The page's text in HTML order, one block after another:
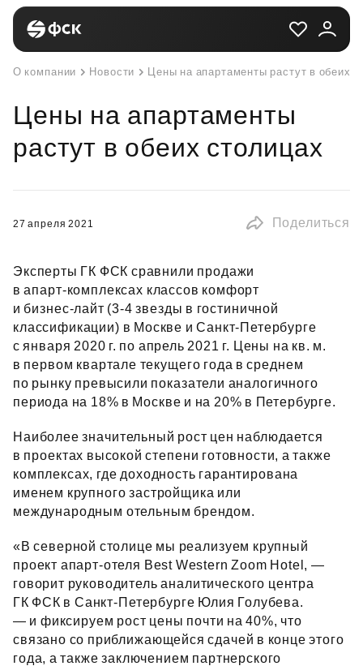
О компании Новости Цены на апартаменты растут в обеих
Цены на апартаменты
растут в обеих столицах
27 апреля 2021 Поделиться
Эксперты ГК ФСК сравнили продажи
в апарт‑комплексах классов комфорт
и бизнес‑лайт (3‑4 звезды в гостиничной
классификации) в Москве и Санкт‑Петербурге
с января 2020 г. по апрель 2021 г. Цены на кв. м.
в первом квартале текущего года в среднем
по рынку превысили показатели аналогичного
периода на 18% в Москве и на 20% в Петербурге.
Наиболее значительный рост цен наблюдается
в проектах высокой степени готовности, а также
комплексах, где доходность гарантирована
именем крупного застройщика или
международным отельным брендом.
«В северной столице мы реализуем крупный
проект апарт‑отеля Best Western Zoom Hotel, —
говорит руководитель аналитического центра
ГК ФСК в Санкт‑Петербурге Юлия Голубева.
— и фиксируем рост цены почти на 40%, что
связано со приближающейся сдачей в конце этого
года, а также заключением партнерского